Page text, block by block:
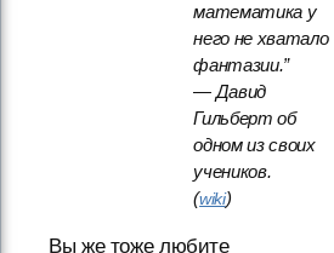
математика у
него не хватало
фантазии.”
— Давид
Гильберт об
одном из своих
учеников.
(wiki)
Вы же тоже любите